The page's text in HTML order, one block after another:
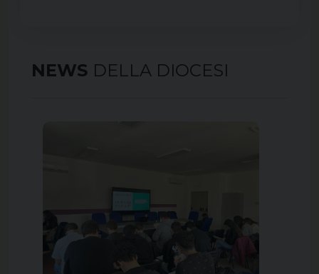
NEWS DELLA DIOCESI